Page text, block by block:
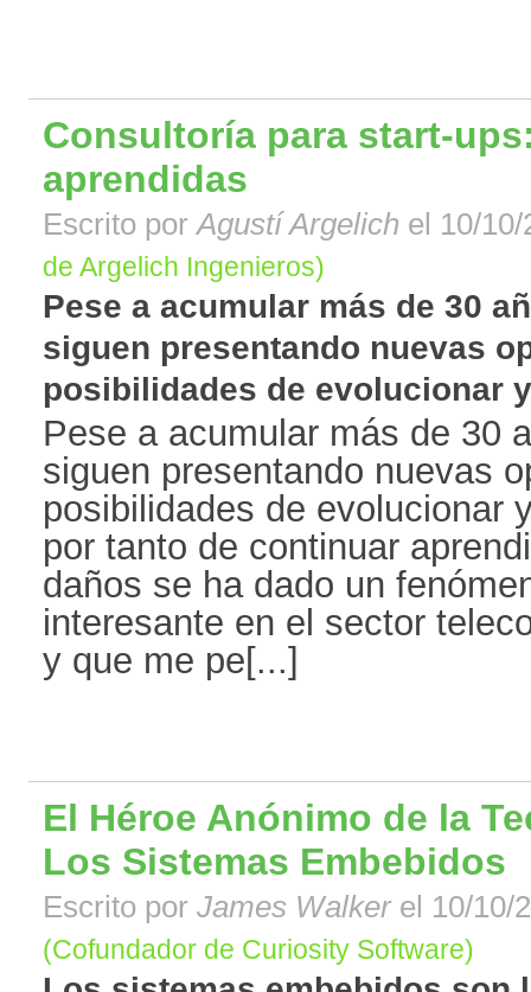
Consultoría para start-
aprendidas
Escrito porAgustí Argelich el 10/
de Argelich Ingenieros)
Pese a acumular más de 30
siguen presentando nuevas
posibilidades de evolucionar
Pese a acumular más de 30
siguen presentando nuevas
posibilidades de evolucionar
por tanto de continuar
daños se ha dado un
interesante en el sector
y que me pe[...]
El Héroe Anónimo de la
Los Sistemas Embebidos
Escrito por James Walkerel 10/10/
(Cofundador de Curiosity Software)